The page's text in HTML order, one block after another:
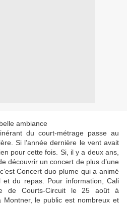
ambiance
du court-métrage passe au
Si l’année dernière le vent avait
pour cette fois. Si, il y a deux ans,
découvrir un concert de plus d’une
Concert duo plume qui a animé
du repas. Pour information, Cali
de Courts-Circuit le 25 août à
le public est nombreux et